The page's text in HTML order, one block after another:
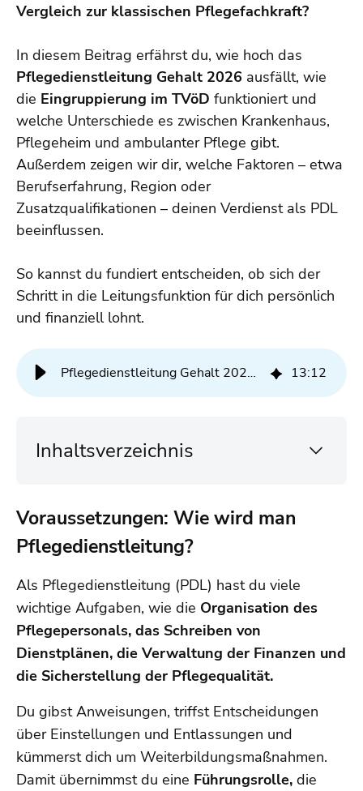
Vergleich zur klassischen Pflegefachkraft?
In diesem Beitrag erfährst du, wie hoch das
Pflegedienstleitung Gehalt 2026 ausfällt, wie
die Eingruppierung im TVöD funktioniert und
welche Unterschiede es zwischen Krankenhaus,
Pflegeheim und ambulanter Pflege gibt.
Außerdem zeigen wir dir, welche Faktoren – etwa
Berufserfahrung, Region oder
Zusatzqualifikationen – deinen Verdienst als PDL
beeinflussen.
So kannst du fundiert entscheiden, ob sich der
Schritt in die Leitungsfunktion für dich persönlich
und finanziell lohnt.
Pflegedienstleitung Gehalt 2026: Lohnt sich der Schritt wirklich? 13:12
Inhaltsverzeichnis
Voraussetzungen: Wie wird man
Pflegedienstleitung?
Als Pflegedienstleitung (PDL) hast du viele
wichtige Aufgaben, wie die Organisation des
Pflegepersonals, das Schreiben von
Dienstplänen, die Verwaltung der Finanzen und
die Sicherstellung der Pflegequalität.
Du gibst Anweisungen, triffst Entscheidungen
über Einstellungen und Entlassungen und
kümmerst dich um Weiterbildungsmaßnahmen.
Damit übernimmst du eine Führungsrolle, die